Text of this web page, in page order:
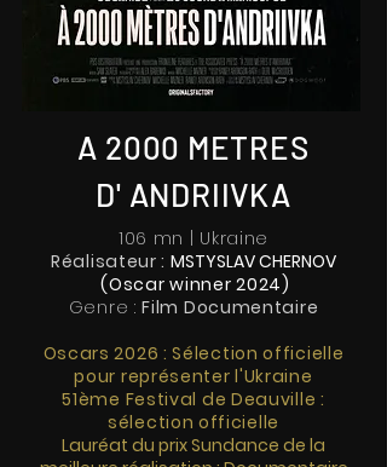
A 2000 METRES
D' ANDRIIVKA
106 mn | Ukraine
Réalisateur : MSTYSLAV CHERNOV
(Oscar winner 2024)
Genre :Film Documentaire
Oscars 2026 : Sélection officielle
pour représenter l'Ukraine
51ème Festival de Deauville :
sélection officielle
Lauréat du prix Sundance de la